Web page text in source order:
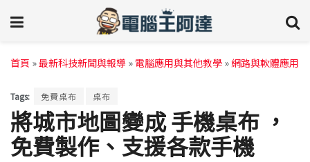
首頁 »最新科技新聞與報導 » 電腦應用與其他教學 »網路與軟體應用
Tags: 免費桌布 桌布
將城市地圖變成 手機桌布 ，
免費製作、支援各款手機